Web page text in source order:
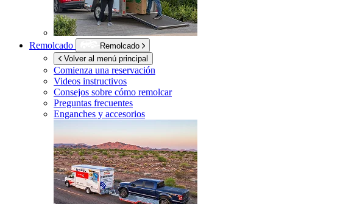
Remolcado
Remolcado
Volver al menú principal
Comienza una reservación
Videos instructivos
Consejos sobre cómo remolcar
Preguntas frecuentes
Enganches y accesorios